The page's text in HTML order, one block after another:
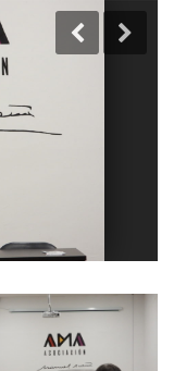
de la Reina (1937-
(1934-1939)